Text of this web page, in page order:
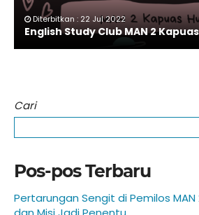
Diterbitkan : 22 Jul 2022
English Study Club MAN 2
Cari
Pos-pos Terbaru
Pertarungan Sengit di Pemilos MAN